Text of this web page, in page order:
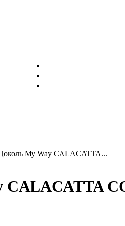
My Way CALACATTA...
CALACATTA